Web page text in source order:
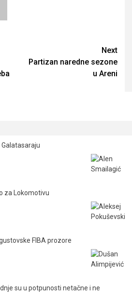
Next
Partizan naredne sezone
u Areni
za Lokomotivu
FIBA prozore
su u potpunosti netačne i ne